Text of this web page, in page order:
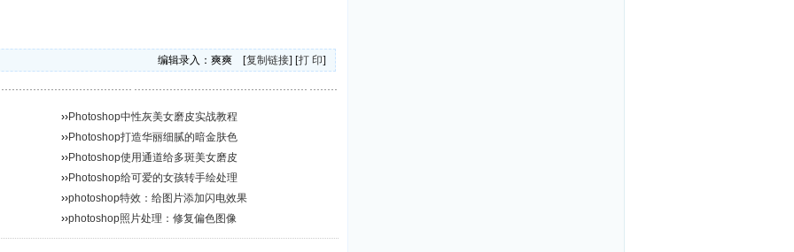
编辑录入：爽爽 [复制链接] [打 印]
››Photoshop中性灰美女磨皮实战教程
››Photoshop打造华丽细腻的暗金肤色
››Photoshop使用通道给多斑美女磨皮
››Photoshop给可爱的女孩转手绘处理
››photoshop特效：给图片添加闪电效果
››photoshop照片处理：修复偏色图像